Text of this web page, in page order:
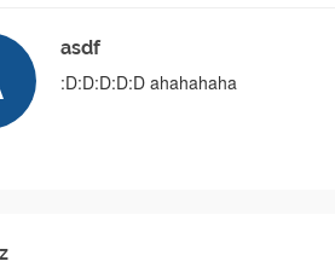
asdf
:D:D:D:D:D ahahahaha